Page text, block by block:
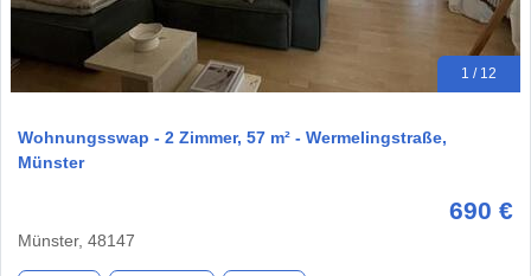
1 / 12
Wohnungsswap - 2 Zimmer, 57 m² - Wermelingstraße,
Münster
690 €
Münster, 48147